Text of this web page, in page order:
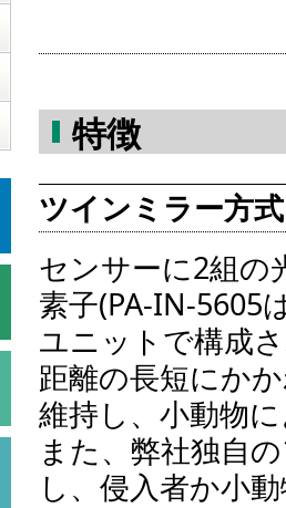
特徴
ツインミラー方
センサーに2組の
素子(PA-IN-5605
ユニットで構成
距離の長短にか
維持し、小動物
また、弊社独自
し、侵入者か小